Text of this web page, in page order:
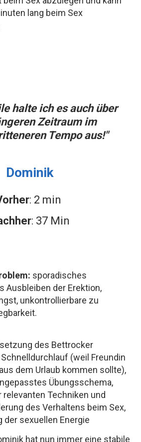
lang beim Sex
halte ich es auch über
Zeitraum im
Tempo aus!"
Dominik
: 2 min
: 37 Min
: sporadisches
Ausbleiben der Erektion,
unkontrollierbare zu
des Bettrocker
(weil Freundin
dem Urlaub kommen sollte),
Übungsschema,
relevanten Techniken und
des Verhaltens beim Sex,
der sexuellen Energie
hat nun immer eine stabile